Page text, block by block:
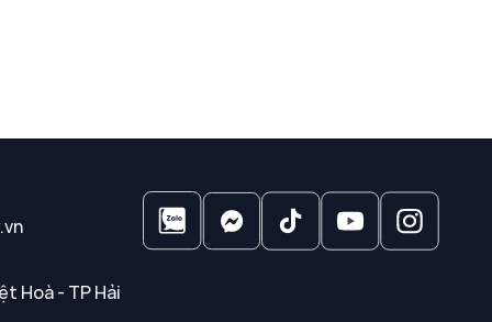
Hoà - TP Hải